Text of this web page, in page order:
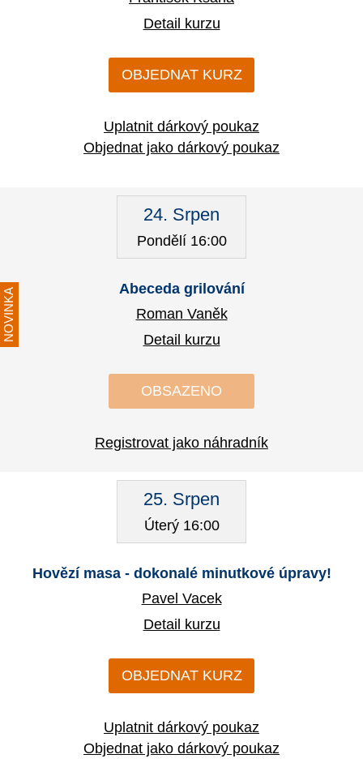
Detail kurzu
OBJEDNAT KURZ
Uplatnit dárkový poukaz
Objednat jako dárkový poukaz
24. Srpen
Pondělí 16:00
NOVINKA
Abeceda grilování
Roman Vaněk
Detail kurzu
OBSAZENO
Registrovat jako náhradník
25. Srpen
Úterý 16:00
Hovězí masa - dokonalé minutkové úpravy!
Pavel Vacek
Detail kurzu
OBJEDNAT KURZ
Uplatnit dárkový poukaz
Objednat jako dárkový poukaz